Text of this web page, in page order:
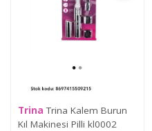
Trina Trina Kalem Burun
Kıl Makinesi Pilli kl0002